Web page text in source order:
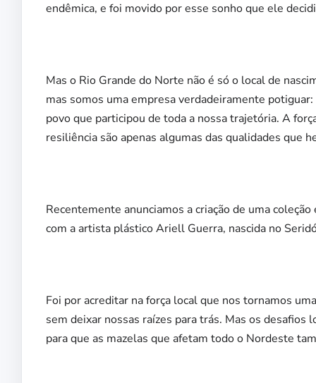
endêmica, e foi movido por esse sonho que ele
Mas o Rio Grande do Norte não é só o local de
mas somos uma empresa verdadeiramente
povo que participou de toda a nossa trajetória. A
resiliência são apenas algumas das qualidades que
Recentemente anunciamos a criação de uma
com a artista plástico Ariell Guerra, nascida no
Foi por acreditar na força local que nos tornamos
sem deixar nossas raízes para trás. Mas os
para que as mazelas que afetam todo o Nordeste